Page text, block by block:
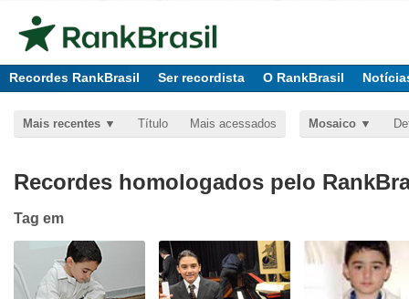
Recordes RankBrasil Ser recordista O RankBrasil
Mais recentes Título Mais acessados Mosaico
Recordes homologados pelo
Tag em